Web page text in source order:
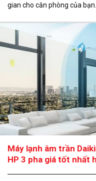
gian cho căn phòng của
Máy lạnh âm trần
HP 3 pha giá tốt nhất